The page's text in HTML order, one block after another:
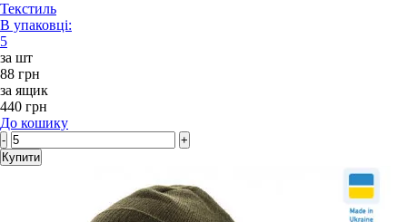
Текстиль
В упаковці:
5
за шт
88 грн
за ящик
440 грн
До кошику
-
+
Купити